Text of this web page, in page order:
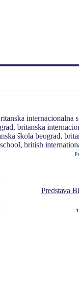
Predstava